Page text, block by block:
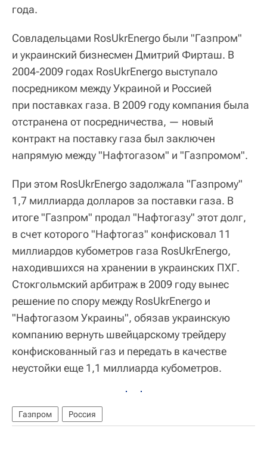
года.
Совладельцами RosUkrEnergo были "Газпром"
и украинский бизнесмен Дмитрий Фирташ. В
2004-2009 годах RosUkrEnergo выступало
посредником между Украиной и Россией
при поставках газа. В 2009 году компания была
отстранена от посредничества, — новый
контракт на поставку газа был заключен
напрямую между "Нафтогазом" и "Газпромом".
При этом RosUkrEnergo задолжала "Газпрому"
1,7 миллиарда долларов за поставки газа. В
итоге "Газпром" продал "Нафтогазу" этот долг,
в счет которого "Нафтогаз" конфисковал 11
миллиардов кубометров газа RosUkrEnergo,
находившихся на хранении в украинских ПХГ.
Стокгольмский арбитраж в 2009 году вынес
решение по спору между RosUkrEnergo и
"Нафтогазом Украины", обязав украинскую
компанию вернуть швейцарскому трейдеру
конфискованный газ и передать в качестве
неустойки еще 1,1 миллиарда кубометров.
Газпром Россия